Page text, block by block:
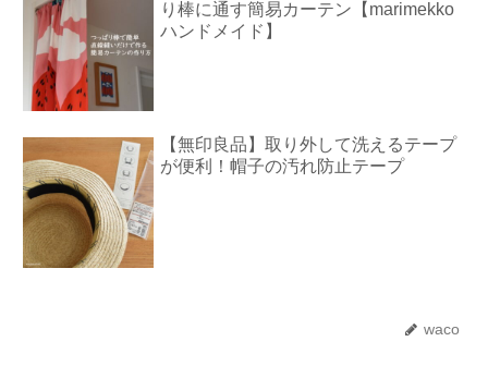
り棒に通す簡易カーテン【marimekko
ハンドメイド】
【無印良品】取り外して洗えるテープ
が便利！帽子の汚れ防止テープ
waco